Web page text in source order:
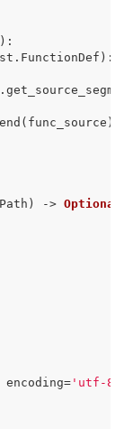
):
. FunctionDef ):
.
( func_source )
Path ) -> Optional
encoding='utf-8'